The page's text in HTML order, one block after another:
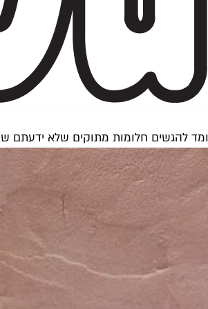
להגשים חלומות מתוקים שלא ידעתם